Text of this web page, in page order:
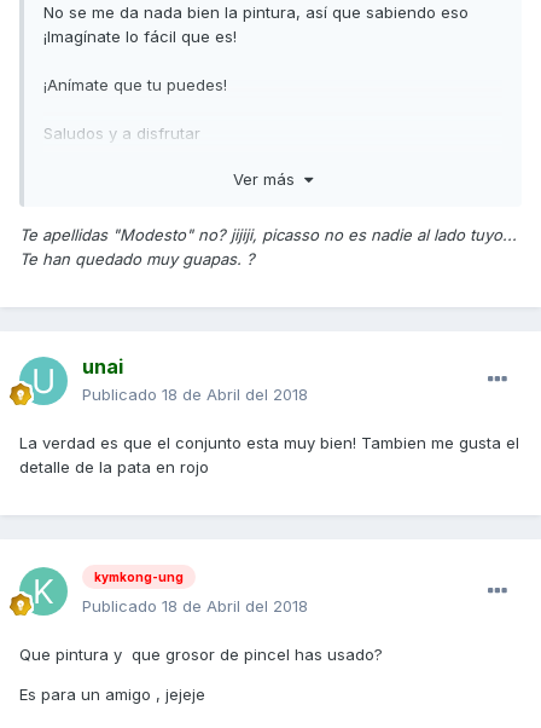
No se me da nada bien la pintura, así que sabiendo eso
¡Imagínate lo fácil que es!
¡Anímate que tu puedes!
Saludos y a disfrutar
Ver más
Te apellidas "Modesto" no? jijiji, picasso no es nadie al lado tuyo...
Te han quedado muy guapas. ?
unai
Publicado 18 de Abril del 2018
La verdad es que el conjunto esta muy bien! Tambien me gusta el
detalle de la pata en rojo
kymkong-ung
Publicado 18 de Abril del 2018
Que pintura y que grosor de pincel has usado?
Es para un amigo , jejeje